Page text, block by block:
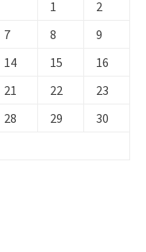
1
2
7 8
9
14 15
16
21 22
23
28 29
30